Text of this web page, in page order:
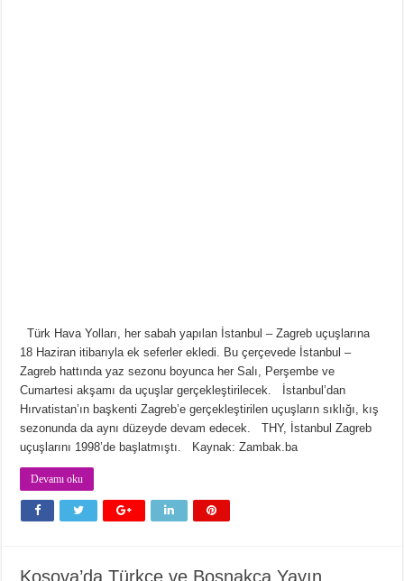
Türk Hava Yolları, her sabah yapılan İstanbul – Zagreb uçuşlarına
18 Haziran itibarıyla ek seferler ekledi. Bu çerçevede İstanbul –
Zagreb hattında yaz sezonu boyunca her Salı, Perşembe ve
Cumartesi akşamı da uçuşlar gerçekleştirilecek. İstanbul’dan
Hırvatistan’ın başkenti Zagreb’e gerçekleştirilen uçuşların sıklığı, kış
sezonunda da aynı düzeyde devam edecek. THY, İstanbul Zagreb
uçuşlarını 1998’de başlatmıştı. Kaynak: Zambak.ba
Devamı oku
Kosova’da Türkçe ve Boşnakça Yayın